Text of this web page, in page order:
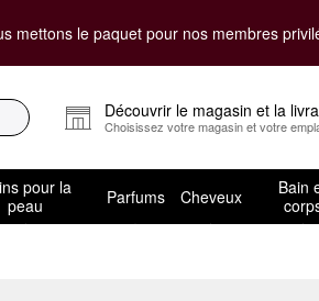
mettons le paquet pour nos membres
Découvrir le magasin et la
Choisissez votre magasin et votre
pour la
peau
Parfums Cheveux
Bain